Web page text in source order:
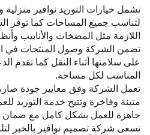
تشمل خيارات التوريد نوافير منزلية
لتناسب جميع المساحات كما توفر
اللازمة مثل المضخات والأنابيب
تضمن الشركة وصول المنتجات في
على سلامتها أثناء النقل كما تقدم
المناسب لكل مساحة.
تعمل الشركة وفق معايير جودة
متينة وفاخرة وتتيح خدمة التوريد
جاهزة للعمل بشكل كامل مع ضمان
تسعى شركة تصميم نوافير بالخبر